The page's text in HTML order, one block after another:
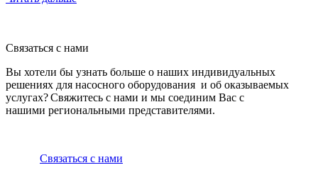
Связаться с нами
Вы хотели бы узнать больше о наших индивидуальных
решениях для насосного оборудования и об оказываемых
услугах? Свяжитесь с нами и мы соединим Вас с
нашими региональными представителями.
Связаться с нами